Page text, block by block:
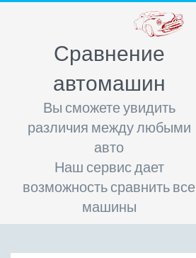
Сравнение
автомашин
Вы сможете увидить
различия между любыми
авто
Наш сервис дает
возможность сравнить все
машины